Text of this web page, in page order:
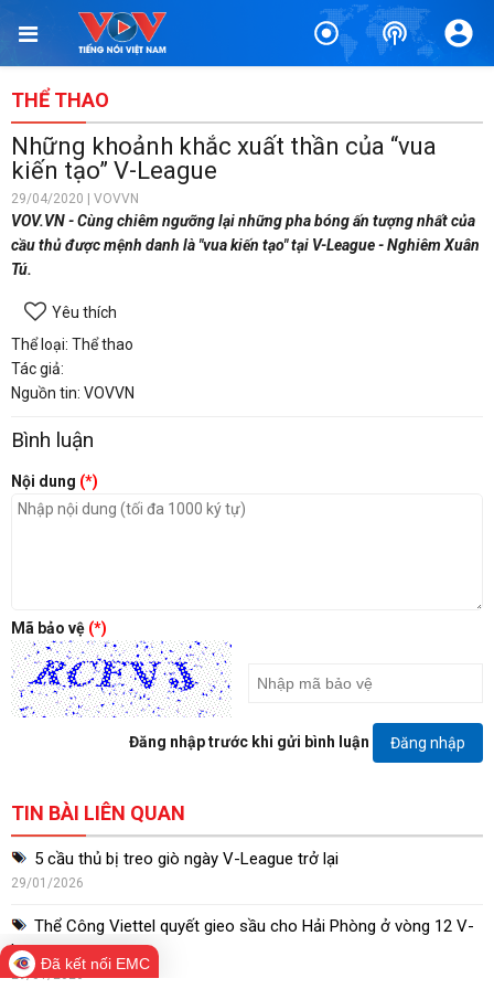
THỂ THAO
Những khoảnh khắc xuất thần của “vua
kiến tạo” V-League
29/04/2020 | VOVVN
VOV.VN - Cùng chiêm ngưỡng lại những pha bóng ấn tượng nhất của
cầu thủ được mệnh danh là "vua kiến tạo" tại V-League - Nghiêm Xuân
Tú.
Yêu thích
Thể loại: Thể thao
Tác giả:
Nguồn tin: VOVVN
Bình luận
Nội dung (*)
Mã bảo vệ (*)
Đăng nhập trước khi gửi bình luận Đăng nhập
TIN BÀI LIÊN QUAN
5 cầu thủ bị treo giò ngày V-League trở lại
29/01/2026
Thể Công Viettel quyết gieo sầu cho Hải Phòng ở vòng 12 V-
League
29/01/2026
Đã kết nối EMC